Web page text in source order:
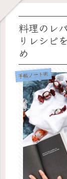
料理のレ
りレシピ
め
手帳ノート術